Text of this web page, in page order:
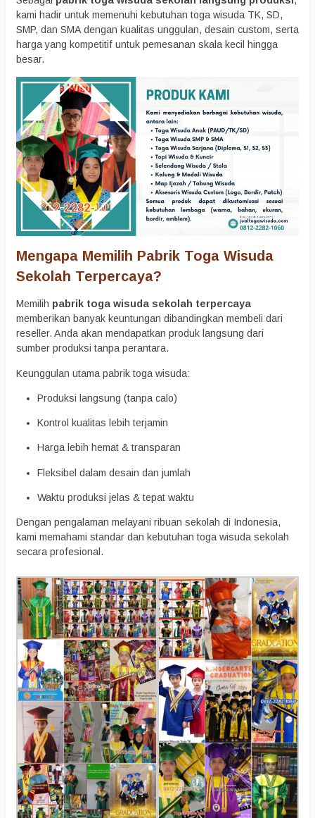
kami hadir untuk memenuhi kebutuhan toga wisuda TK, SD,
SMP, dan SMA dengan kualitas unggulan, desain custom, serta
harga yang kompetitif untuk pemesanan skala kecil hingga
besar.
Mengapa Memilih Pabrik Toga Wisuda
Sekolah Terpercaya?
Memilih pabrik toga wisuda sekolah terpercaya
memberikan banyak keuntungan dibandingkan membeli dari
reseller. Anda akan mendapatkan produk langsung dari
sumber produksi tanpa perantara.
Keunggulan utama pabrik toga wisuda:
Produksi langsung (tanpa calo)
Kontrol kualitas lebih terjamin
Harga lebih hemat & transparan
Fleksibel dalam desain dan jumlah
Waktu produksi jelas & tepat waktu
Dengan pengalaman melayani ribuan sekolah di Indonesia,
kami memahami standar dan kebutuhan toga wisuda sekolah
secara profesional.